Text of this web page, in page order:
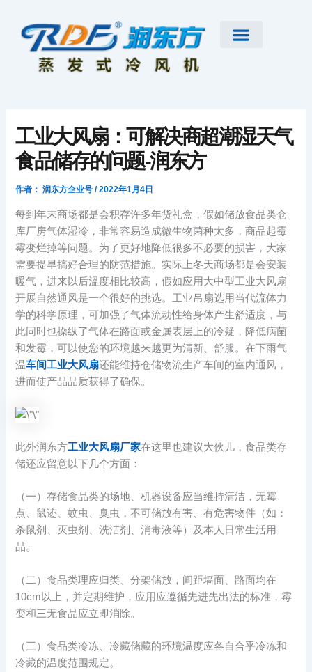
工业大风扇：可解决商超潮湿天气
食品储存的问题-润东方
作者： 润东方企业号/2022年1月4日
每到年末商场都是会积存许多年货礼盒，假如储放食品类仓
库厂房气体湿冷，非常容易造成微生物菌种太多，商品起霉
霉变烂掉等问题。为了更好地降低很多不必要的损害，大家
需要提早搞好合理的防范措施。实际上冬天商场都是会安装
暖气，进来以后溫度相比较高，假如应用大中型工业大风扇
开展自然通风是一个很好的挑选。工业吊扇选用当代流体力
学的科学原理，可加强了气体流动性给身体产生舒适度，与
此同时也操纵了气体在路面或金属表层上的冷疑，降低病菌
和发霉，可以使您的环境越来越更为清新、舒服。在下雨气
温车间工业大风扇还能维持仓储物流生产车间的室内通风，
进而使产品品质获得了确保。
此外润东方工业大风扇厂家在这里也建议大伙儿，食品类存
储还应留意以下几个方面：
（一）存储食品类的场地、机器设备应当维持清洁，无霉
点、鼠迹、蚊虫、臭虫，不可储放有害、有危害物件（如：
杀鼠剂、灭虫剂、洗洁剂、消毒液等）及本人日常生活用
品。
（二）食品类理应归类、分架储放，间距墙面、路面均在
10cm以上，并定期维护，应用应遵循先进先出法的标准，霉
变和三无食品应立即消除。
（三）食品类冷冻、冷藏储藏的环境温度应各自合乎冷冻和
冷藏的温度范围规定。